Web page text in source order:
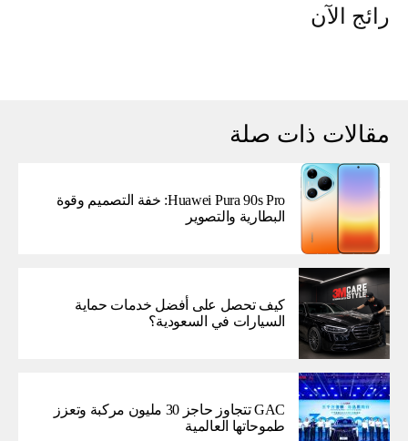
رائج الآن
مقالات ذات صلة
Huawei Pura 90s Pro: خفة التصميم وقوة
البطارية والتصوير
كيف تحصل على أفضل خدمات حماية
السيارات في السعودية؟
GAC تتجاوز حاجز 30 مليون مركبة وتعزز
طموحاتها العالمية